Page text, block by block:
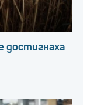
достигнаха